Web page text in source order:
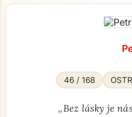
46 / 168
„Bez lásky je